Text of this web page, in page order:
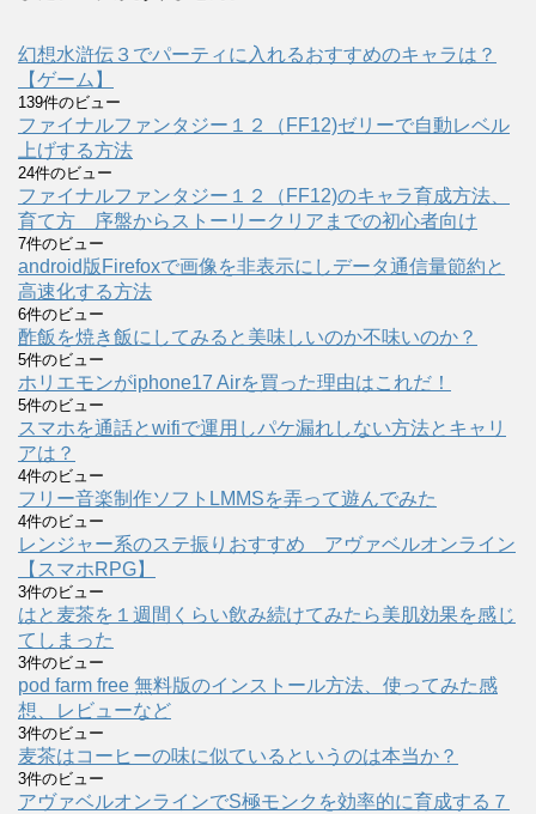
幻想水滸伝３でパーティに入れるおすすめのキャラは？
【ゲーム】
139件のビュー
ファイナルファンタジー１２（FF12)ゼリーで自動レベル
上げする方法
24件のビュー
ファイナルファンタジー１２（FF12)のキャラ育成方法、
育て方 序盤からストーリークリアまでの初心者向け
7件のビュー
android版Firefoxで画像を非表示にしデータ通信量節約と
高速化する方法
6件のビュー
酢飯を焼き飯にしてみると美味しいのか不味いのか？
5件のビュー
ホリエモンがiphone17 Airを買った理由はこれだ！
5件のビュー
スマホを通話とwifiで運用しパケ漏れしない方法とキャリ
アは？
4件のビュー
フリー音楽制作ソフトLMMSを弄って遊んでみた
4件のビュー
レンジャー系のステ振りおすすめ アヴァベルオンライン
【スマホRPG】
3件のビュー
はと麦茶を１週間くらい飲み続けてみたら美肌効果を感じ
てしまった
3件のビュー
pod farm free 無料版のインストール方法、使ってみた感
想、レビューなど
3件のビュー
麦茶はコーヒーの味に似ているというのは本当か？
3件のビュー
アヴァベルオンラインでS極モンクを効率的に育成する７